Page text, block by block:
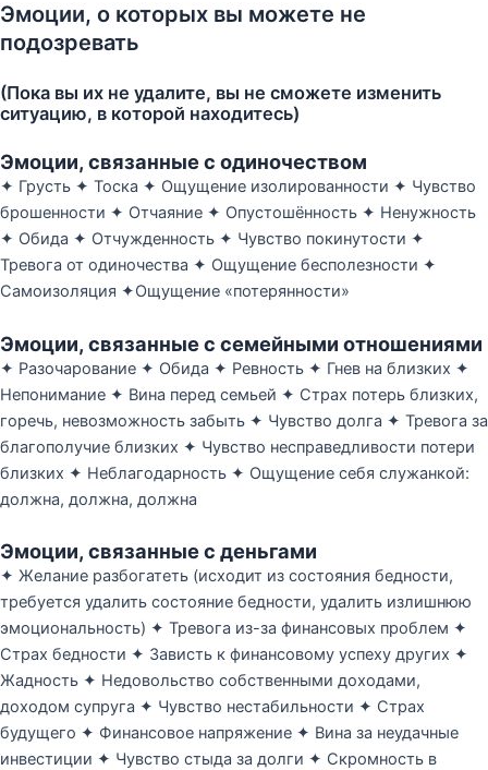
Эмоции, о которых вы можете не
подозревать
(Пока вы их не удалите, вы не сможете изменить
ситуацию, в которой находитесь)
Эмоции, связанные с одиночеством
✦ Грусть ✦ Тоска ✦ Ощущение изолированности ✦ Чувство
брошенности ✦ Отчаяние ✦ Опустошённость ✦ Ненужность
✦ Обида ✦ Отчужденность ✦ Чувство покинутости ✦
Тревога от одиночества ✦ Ощущение бесполезности ✦
Самоизоляция ✦Ощущение «потерянности»
Эмоции, связанные с семейными отношениями
✦ Разочарование ✦ Обида ✦ Ревность ✦ Гнев на близких ✦
Непонимание ✦ Вина перед семьей ✦ Страх потерь близких,
горечь, невозможность забыть ✦ Чувство долга ✦ Тревога за
благополучие близких ✦ Чувство несправедливости потери
близких ✦ Неблагодарность ✦ Ощущение себя служанкой:
должна, должна, должна
Эмоции, связанные с деньгами
✦ Желание разбогатеть (исходит из состояния бедности,
требуется удалить состояние бедности, удалить излишнюю
эмоциональность) ✦ Тревога из-за финансовых проблем ✦
Страх бедности ✦ Зависть к финансовому успеху других ✦
Жадность ✦ Недовольство собственными доходами,
доходом супруга ✦ Чувство нестабильности ✦ Страх
будущего ✦ Финансовое напряжение ✦ Вина за неудачные
инвестиции ✦ Чувство стыда за долги ✦ Скромность в